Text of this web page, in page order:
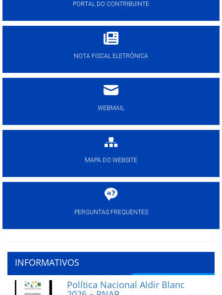
PORTAL DO CONTRIBUINTE
NOTA FISCAL ELETRÔNICA
WEBMAIL
MAPA DO WEBSITE
PERGUNTAS FREQUENTES
INFORMATIVOS
Política Nacional Aldir Blanc